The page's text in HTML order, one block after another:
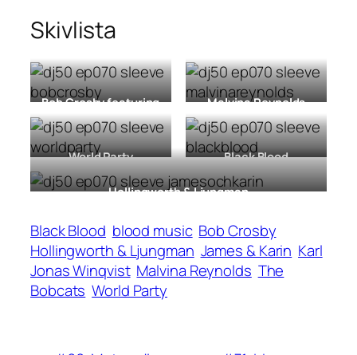
Skivlista
Bob Crosby featuring
The Bobcats
Their Greatest Hits[LP,
1967]
Malvina Reynolds
Malvina And Friends
Sing Magical Songs
[LP, 1978]
World Party
Private Revolution[LP,
1986]
Black Blood
Blood Brother, Blood
Sister[LP, 1977]
Hollingworth & Ljungman
Black Blood blood music Bob Crosby
Hollingworth & Ljungman James & Karin Karl
Jonas Winqvist Malvina Reynolds The
Bobcats World Party